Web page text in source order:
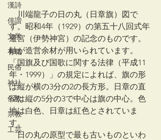
漢詩
俳諧
文学
有職
民俗
神社
仏教
宗教
工芸
川端龍子の日の丸（日章旗）図で
す。昭和4年（1929）の第五十八回式年
遷宮（伊勢神宮）の記念のものです。
軸が造営余材が用いられています。
「国旗及び国歌に関する法律（平成11
年・1999）」の規定によれば、旗の形
は縦が横の3分の2の長方形。日章の直
径は縦の5分の3で中心は旗の中心。色
地は白色、日章は紅色とされていま
す。
日の丸の原型で最も古いものといわ